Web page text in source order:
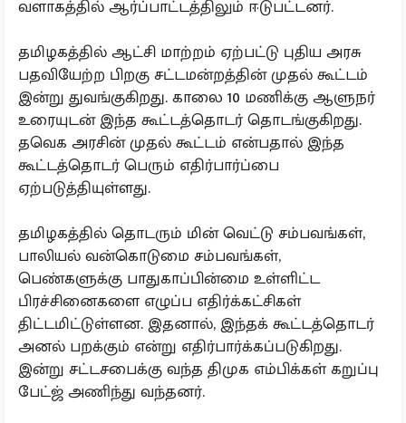
வளாகத்தில் ஆர்ப்பாட்டத்திலும் ஈடுபட்டனர்.
தமிழகத்தில் ஆட்சி மாற்றம் ஏற்பட்டு புதிய அரசு
பதவியேற்ற பிறகு சட்டமன்றத்தின் முதல் கூட்டம்
இன்று துவங்குகிறது. காலை 10 மணிக்கு ஆளுநர்
உரையுடன் இந்த கூட்டத்தொடர் தொடங்குகிறது.
தவெக அரசின் முதல் கூட்டம் என்பதால் இந்த
கூட்டத்தொடர் பெரும் எதிர்பார்ப்பை
ஏற்படுத்தியுள்ளது.
தமிழகத்தில் தொடரும் மின் வெட்டு சம்பவங்கள்,
பாலியல் வன்கொடுமை சம்பவங்கள்,
பெண்களுக்கு பாதுகாப்பின்மை உள்ளிட்ட
பிரச்சினைகளை எழுப்ப எதிர்க்கட்சிகள்
திட்டமிட்டுள்ளன. இதனால், இந்தக் கூட்டத்தொடர்
அனல் பறக்கும் என்று எதிர்பார்க்கப்படுகிறது.
இன்று சட்டசபைக்கு வந்த திமுக எம்பிக்கள் கறுப்பு
பேட்ஜ் அணிந்து வந்தனர்.